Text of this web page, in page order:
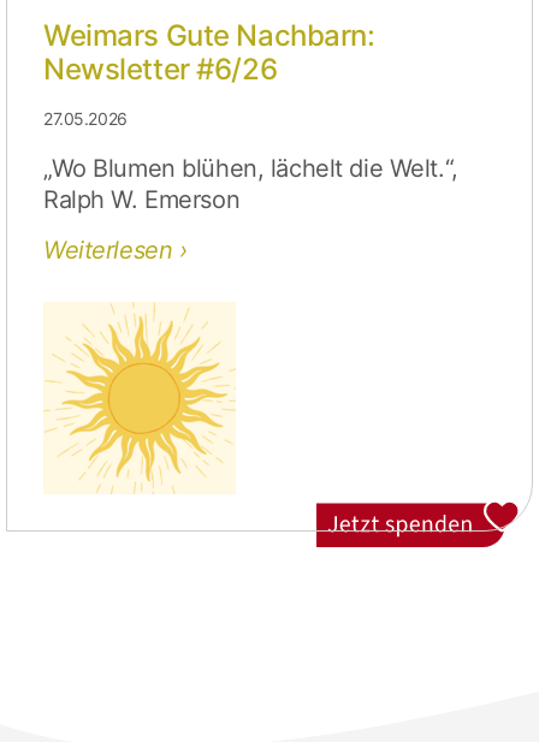
Weimars Gute Nachbarn:
Newsletter #6/26
27.05.2026
„Wo Blumen blühen, lächelt die Welt.“,
Ralph W. Emerson
Weiterlesen
Jetzt spenden